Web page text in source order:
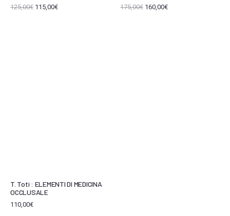
125,00€ 115,00€ 175,00€ 160,00€
T. Toti : ELEMENTI DI MEDICINA
OCCLUSALE
110,00€